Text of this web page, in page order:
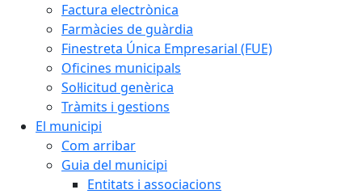
Factura electrònica
Farmàcies de guàrdia
Finestreta Única Empresarial (FUE)
Oficines municipals
Sol·licitud genèrica
Tràmits i gestions
El municipi
Com arribar
Guia del municipi
Entitats i associacions